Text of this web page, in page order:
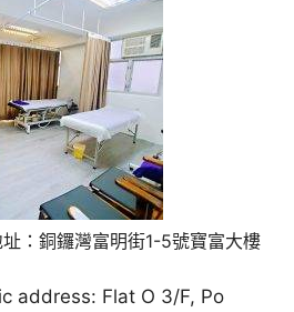
：銅鑼灣富明街1-5號寶富大樓
address: Flat O 3/F, Po